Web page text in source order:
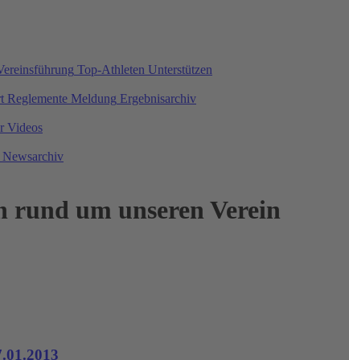
Top-Athleten Unterstützen
Reglemente Meldung Ergebnisarchiv
Videos
Newsarchiv
rund um unseren Verein